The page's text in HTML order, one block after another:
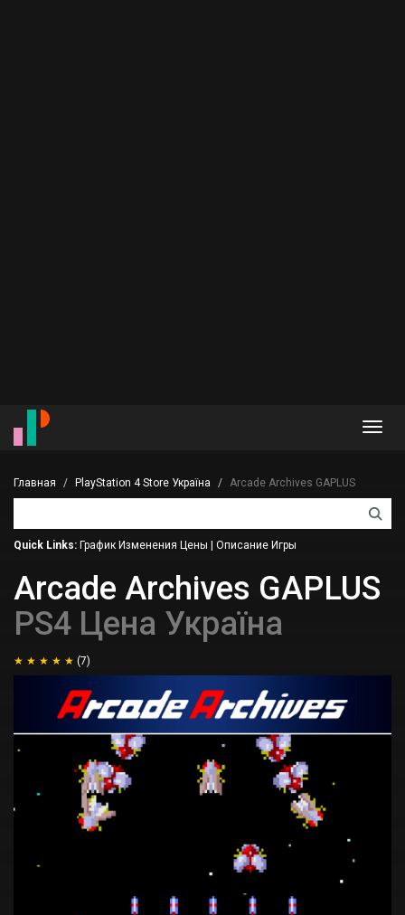
Главная PlayStation 4 Store Україна Arcade Archives GAPLUS
Quick Links: График Изменения Цены Описание Игры
Arcade Archives GAPLUS
PS4 Цена Україна
(7)